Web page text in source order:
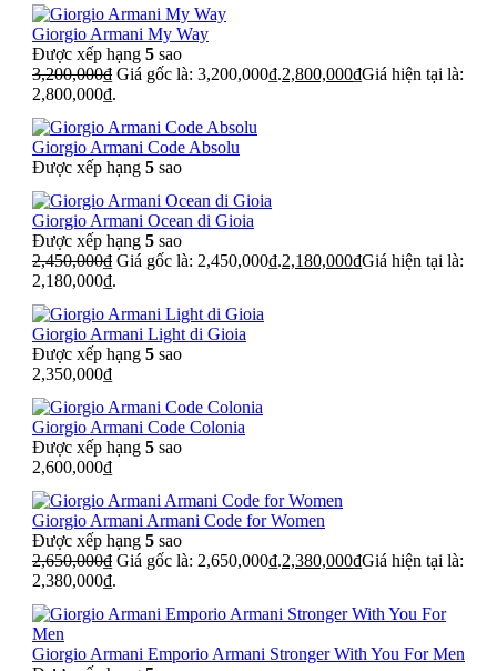
Giorgio Armani My Way
Được xếp hạng 5 sao
3,200,000₫ Giá gốc là: 3,200,000₫.2,800,000₫Giá hiện tại là:
2,800,000₫.
Giorgio Armani Code Absolu
Được xếp hạng 5 sao
Giorgio Armani Ocean di Gioia
Được xếp hạng 5 sao
2,450,000₫ Giá gốc là: 2,450,000₫.2,180,000₫Giá hiện tại là:
2,180,000₫.
Giorgio Armani Light di Gioia
Được xếp hạng 5 sao
2,350,000₫
Giorgio Armani Code Colonia
Được xếp hạng 5 sao
2,600,000₫
Giorgio Armani Armani Code for Women
Được xếp hạng 5 sao
2,650,000₫ Giá gốc là: 2,650,000₫.2,380,000₫Giá hiện tại là:
2,380,000₫.
Giorgio Armani Emporio Armani Stronger With You For Men